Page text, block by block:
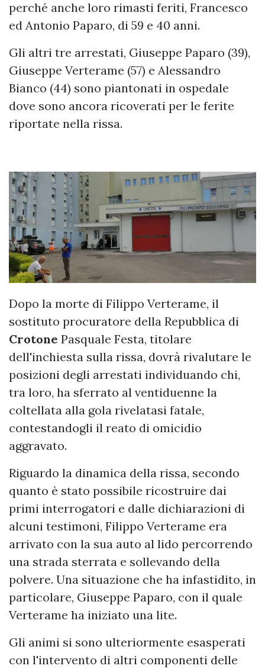
perché anche loro rimasti feriti, Francesco
ed Antonio Paparo, di 59 e 40 anni.
Gli altri tre arrestati, Giuseppe Paparo (39),
Giuseppe Verterame (57) e Alessandro
Bianco (44) sono piantonati in ospedale
dove sono ancora ricoverati per le ferite
riportate nella rissa.
Dopo la morte di Filippo Verterame, il
sostituto procuratore della Repubblica di
Crotone Pasquale Festa, titolare
dell'inchiesta sulla rissa, dovrà rivalutare le
posizioni degli arrestati individuando chi,
tra loro, ha sferrato al ventiduenne la
coltellata alla gola rivelatasi fatale,
contestandogli il reato di omicidio
aggravato.
Riguardo la dinamica della rissa, secondo
quanto è stato possibile ricostruire dai
primi interrogatori e dalle dichiarazioni di
alcuni testimoni, Filippo Verterame era
arrivato con la sua auto al lido percorrendo
una strada sterrata e sollevando della
polvere. Una situazione che ha infastidito, in
particolare, Giuseppe Paparo, con il quale
Verterame ha iniziato una lite.
Gli animi si sono ulteriormente esasperati
con l'intervento di altri componenti delle